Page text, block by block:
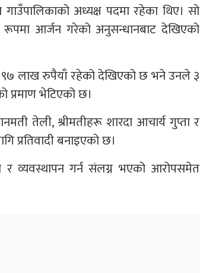
अध्यक्ष पदमा रहेका थिए। सो
आर्जन गरेको अनुसन्धानबाट देखिएको
९७ लाख रुपैयाँ रहेको देखिएको छ भने उनले ३
प्रमाण भेटिएको छ।
तेली, श्रीमतीहरू शारदा आचार्य गुप्ता र
प्रतिवादी बनाइएको छ।
व्यवस्थापन गर्न संलग्न भएको आरोपसमेत